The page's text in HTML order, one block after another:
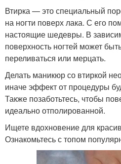
Втирка — это специальный
на ногти поверх лака. С его
настоящие шедевры. В
поверхность ногтей может
переливаться или мерцать.
Делать маникюр со втиркой
иначе эффект от процедуры
Также позаботьтесь, чтобы
идеально отполированной.
Ищете вдохновение для
Ознакомьтесь с топом